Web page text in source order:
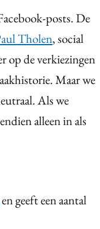
posts. De
Tholen, social
op de verkiezingen
Maar we
Als we
alleen in als
en geeft een aantal